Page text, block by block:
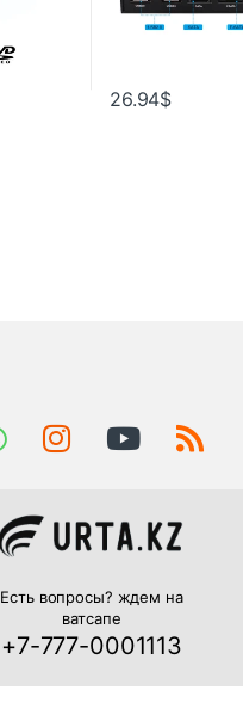
26.94$
Есть вопросы? ждем на
ватсапе
+7-777-0001113